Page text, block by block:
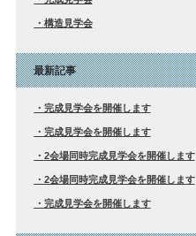
構造見学会
最新記事
完成見学会を開催します
完成見学会を開催します
2会場同時完成見学会を開催します
2会場同時完成見学会を開催します
完成見学会を開催します